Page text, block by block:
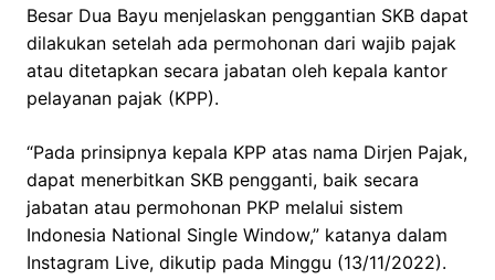
Besar Dua Bayu menjelaskan penggantian SKB dapat
dilakukan setelah ada permohonan dari wajib pajak
atau ditetapkan secara jabatan oleh kepala kantor
pelayanan pajak (KPP).
“Pada prinsipnya kepala KPP atas nama Dirjen Pajak,
dapat menerbitkan SKB pengganti, baik secara
jabatan atau permohonan PKP melalui sistem
Indonesia National Single Window,” katanya dalam
Instagram Live, dikutip pada Minggu (13/11/2022).